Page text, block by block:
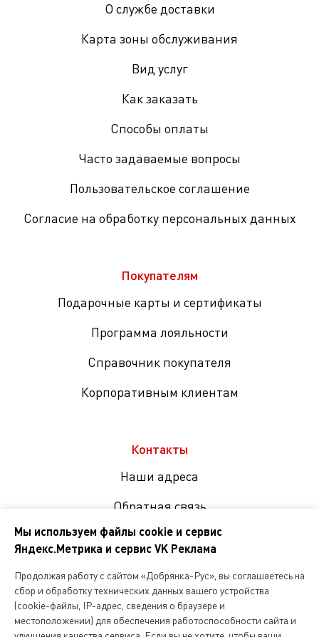
О службе доставки
Карта зоны обслуживания
Вид услуг
Как заказать
Способы оплаты
Часто задаваемые вопросы
Пользовательское соглашение
Согласие на обработку персональных данных
Покупателям
Подарочные карты и сертификаты
Программа лояльности
Справочник покупателя
Корпоративным клиентам
Контакты
Наши адреса
Обратная связь
соцсетях
Копирование и любое другое использование информации,
Мы используем файлы cookie и сервис
Яндекс.Метрика и сервис VK Реклама
Продолжая работу с сайтом «Добрянка-Рус», вы соглашаетесь на
сбор и обработку технических данных вашего устройства
(cookie-файлы, IP-адрес, сведения о браузере и
местоположении) для обеспечения работоспособности сайта и